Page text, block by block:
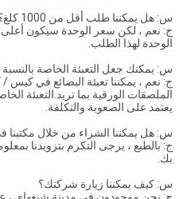
س: هل يمكننا طلب أقل من 1000 كلغ؟
ج: نعم ، لكن سعر الوحدة سيكون أعلى
الوحدة لهذا الطلب.
س: يمكنك جعل التعبئة الخاصة بالنسبة
ج: نعم ، يمكننا تعبئة البضائع في كيس
الملصقات الورقية بما تريد.التعبئة
يعتمد على الصعوبة والتكلفة.
س: هل يمكننا الشراء من خلال مكتبنا
ج: بالطبع ، يرجى التكرم بتزويدنا
بك.
س: كيف يمكننا زيارة شركتك؟